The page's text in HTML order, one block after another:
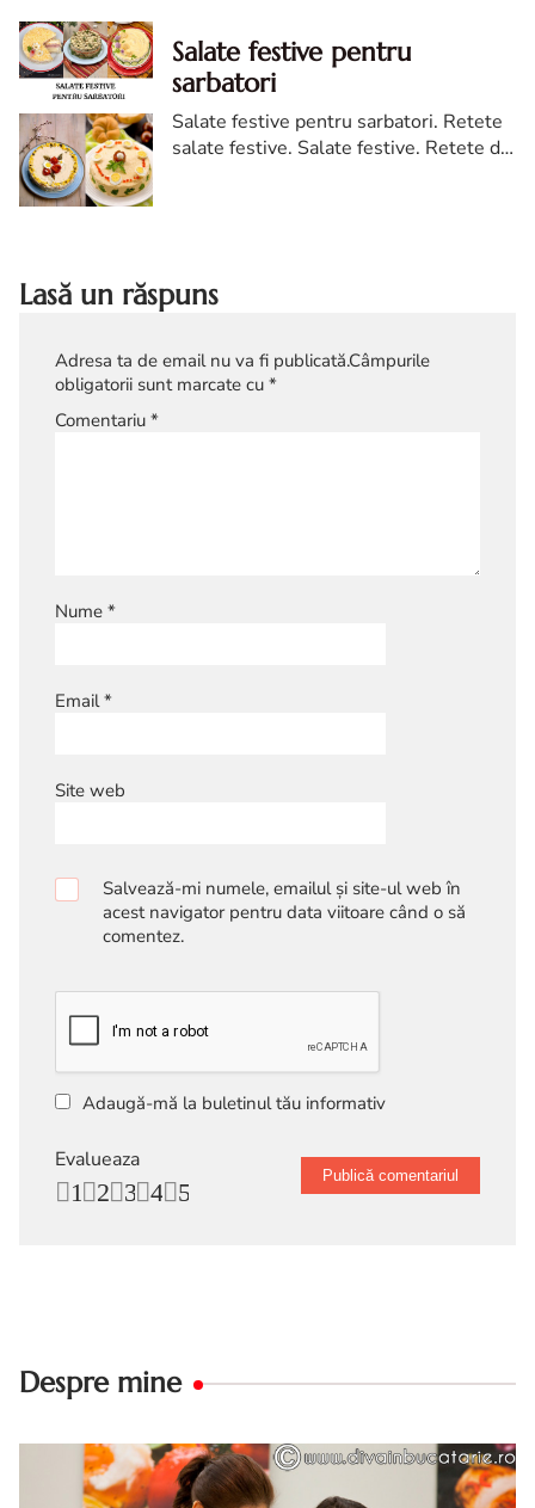
Salate festive pentru
sarbatori
Salate festive pentru sarbatori. Retete
salate festive. Salate festive. Retete de
Lasă un răspuns
Adresa ta de email nu va fi publicată.Câmpurile
obligatorii sunt marcate cu *
Comentariu *
Nume *
Email*
Site web
Salvează-mi numele, emailul și site-ul web în
acest navigator pentru data viitoare când o să
comentez.
Adaugă-mă la buletinul tău informativ
Evalueaza
5
4
3
2
1
Despre mine